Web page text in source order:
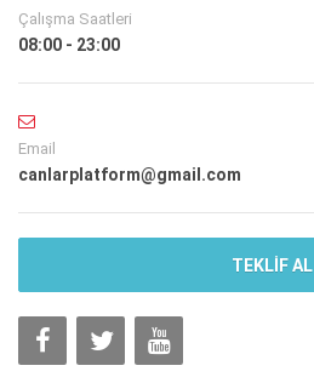
Çalışma Saatleri
08:00 - 23:00
Email
canlarplatform@gmail.com
TEKLİF AL